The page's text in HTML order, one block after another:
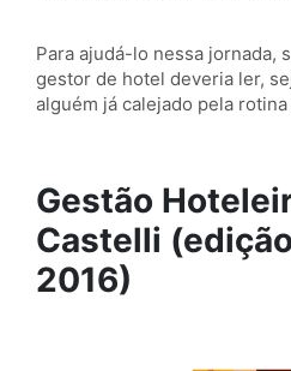
Para ajudá-lo nessa jornada,
gestor de hotel deveria ler,
alguém já calejado pela
Gestão
Castelli
2016)